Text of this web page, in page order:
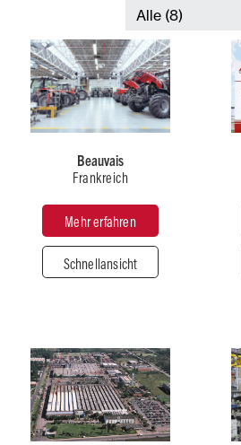
Beauvais
Frankreich
Mehr erfahren
Schnellansicht
Frankreich
Traktoren
Anzahl
Gesamtfläche
Mehr
als 54
Brasilien